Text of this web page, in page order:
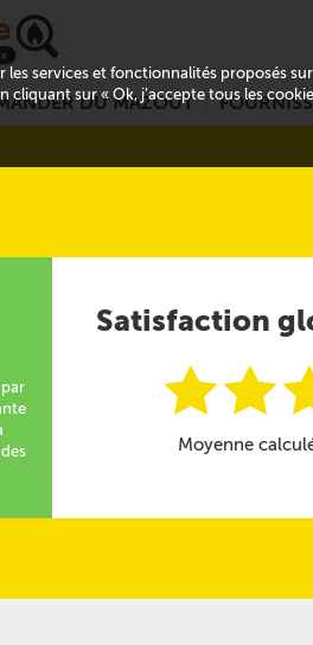
DU MAZOUT
Satisfaction
ii
Moyenne
services et fonctionnalités proposés
sur « Ok, j’accepte tous les